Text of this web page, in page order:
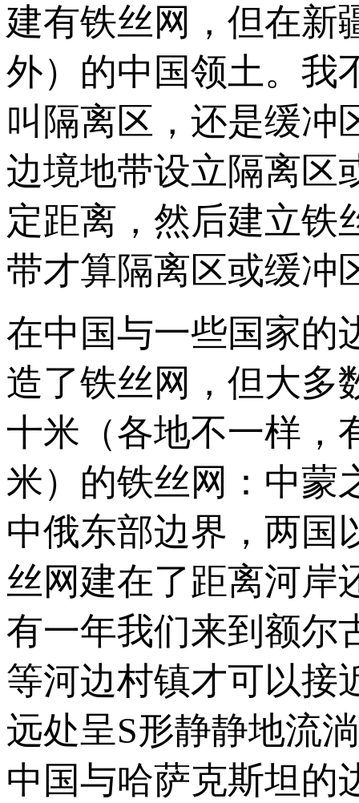
建有铁丝网，但在新
外）的中国领土。我
叫隔离区，还是缓冲
边境地带设立隔离区
定距离，然后建立铁
带才算隔离区或缓冲
在中国与一些国家的
造了铁丝网，但大多
十米（各地不一样，
米）的铁丝网：中蒙
中俄东部边界，两国
丝网建在了距离河岸
有一年我们来到额尔
等河边村镇才可以接
远处呈S形静静地流
中国与哈萨克斯坦的